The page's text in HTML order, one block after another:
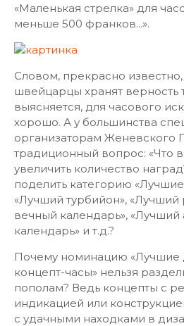
«Маленькая стрелка» для
меньше 500 франков...».
Словом, прекрасно
швейцарцы хранят верность
выясняется, для часового
хорошо. А у большинства
организаторам Женевского
традиционный вопрос: «Что
увеличить количество
поделить категорию
«Лучший турбийон», «Лучший
вечный календарь»,
календарь» и т.д.?
Почему номинацию «Лучшие
концепт-часы» нельзя
пополам? Ведь концепты с
индикацией или
с удачными находками в